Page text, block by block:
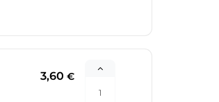
3,60 €